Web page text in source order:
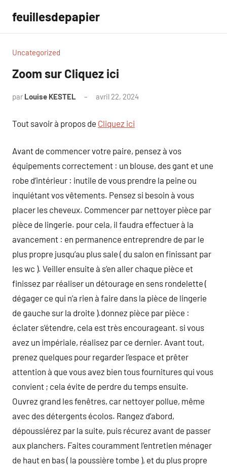
contenu
feuillesdepapier
Uncategorized
Zoom sur Cliquez ici
par Louise KESTEL avril 22, 2024
Tout savoir à propos de Cliquez ici
Avant de commencer votre paire, pensez à vos
équipements correctement : un blouse, des gant et une
robe d’intérieur : inutile de vous prendre la peine ou
inquiétant vos vêtements. Pensez si besoin à vous
placer les cheveux. Commencer par nettoyer pièce par
pièce de lingerie. pour cela, il faudra effectuer à la
avancement : en permanence entreprendre de par le
plus propre jusqu’au plus sale ( du salon en finissant par
les wc ). Veiller ensuite à s’en aller chaque pièce et
finissez par réaliser un détourage en sens rondelette (
dégager ce qui n’a rien à faire dans la pièce de lingerie
de gauche sur la droite ).donnez pièce par pièce :
éclater s’étendre, cela est très encourageant. si vous
avez un impériale, réalisez par ce dernier. Avant tout,
prenez quelques pour regarder l’espace et prêter
attention à que vous avez bien tous fournitures qui vous
convient ; cela évite de perdre du temps ensuite.
Ouvrez grand les fenêtres, car nettoyer pollue, même
avec des détergents écolos. Rangez d’abord,
dépoussiérez par la suite, puis récurez avant de passer
aux planchers. Faites couramment l’entretien ménager
de haut en bas ( la poussière tombe ), et du plus propre